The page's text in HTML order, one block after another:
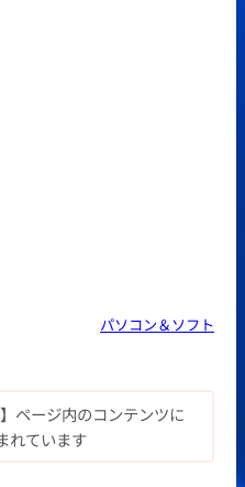
パソコン＆ソフト
ページ内のコンテンツに
れています